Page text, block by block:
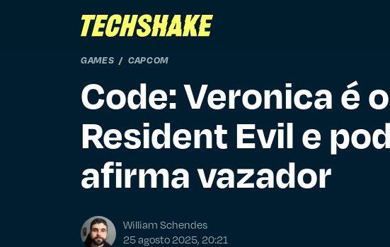
GAMES CAPCOM
Code: Veronica é
Resident Evil e
afirma vazador
William Schendes
25 agosto 2025, 20:21